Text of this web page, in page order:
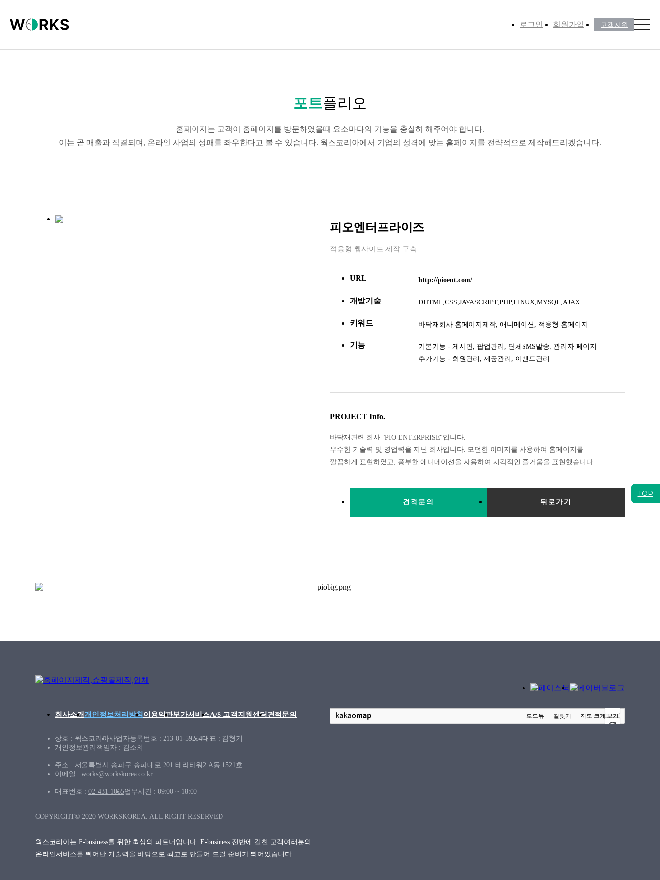
로그인 회원가입 고객지원
TOP
포트폴리오
홈페이지는 고객이 홈페이지를 방문하였을때 요소마다의 기능을 충실히 해주어야 합니다.
이는 곧 매출과 직결되며, 온라인 사업의 성패를 좌우한다고 볼 수 있습니다. 웍스코리아에서 기업의 성격에 맞는 홈페이지를 전략적으로 제작해드리겠습니다.
피오엔터프라이즈
적응형 웹사이트 제작 구축
URL http://pioent.com/
개발기술 DHTML,CSS,JAVASCRIPT,PHP,LINUX,MYSQL,AJAX
키워드 바닥재회사 홈페이지제작, 애니메이션, 적응형 홈페이지
기능
기본기능 - 게시판, 팝업관리, 단체SMS발송, 관리자 페이지
추가기능 - 회원관리, 제품관리, 이벤트관리
PROJECT Info.
바닥재관련 회사 "PIO ENTERPRISE"입니다.
우수한 기술력 및 영업력을 지닌 회사입니다. 모던한 이미지를 사용하여 홈페이지를
깔끔하게 표현하였고, 풍부한 애니메이션을 사용하여 시각적인 즐거움을 표현했습니다.
견적문의 뒤로가기
회사소개개인정보처리방침 이용약관부가서비스A/S 고객지원센터 견적문의
상호 : 웍스코리아사업자등록번호 : 213-01-59254대표 : 김형기
개인정보관리책임자 : 김소의
주소 : 서울특별시 송파구 송파대로 201 테라타워2 A동 1521호
이메일 : works@workskorea.co.kr
대표번호 : 02-431-1065업무시간 : 09:00 ~ 18:00
COPYRIGHT© 2020 WORKSKOREA. ALL RIGHT RESERVED
웍스코리아는 E-business를 위한 최상의 파트너입니다. E-business 전반에 걸친 고객여러분의
온라인서비스를 뛰어난 기술력을 바탕으로 최고로 만들어 드릴 준비가 되어있습니다.
로드뷰 길찾기 지도 크게 보기